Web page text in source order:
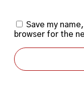
Save my
browser for the